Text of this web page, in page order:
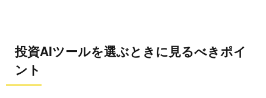
投資AIツールを選ぶときに見るべきポイ
ント